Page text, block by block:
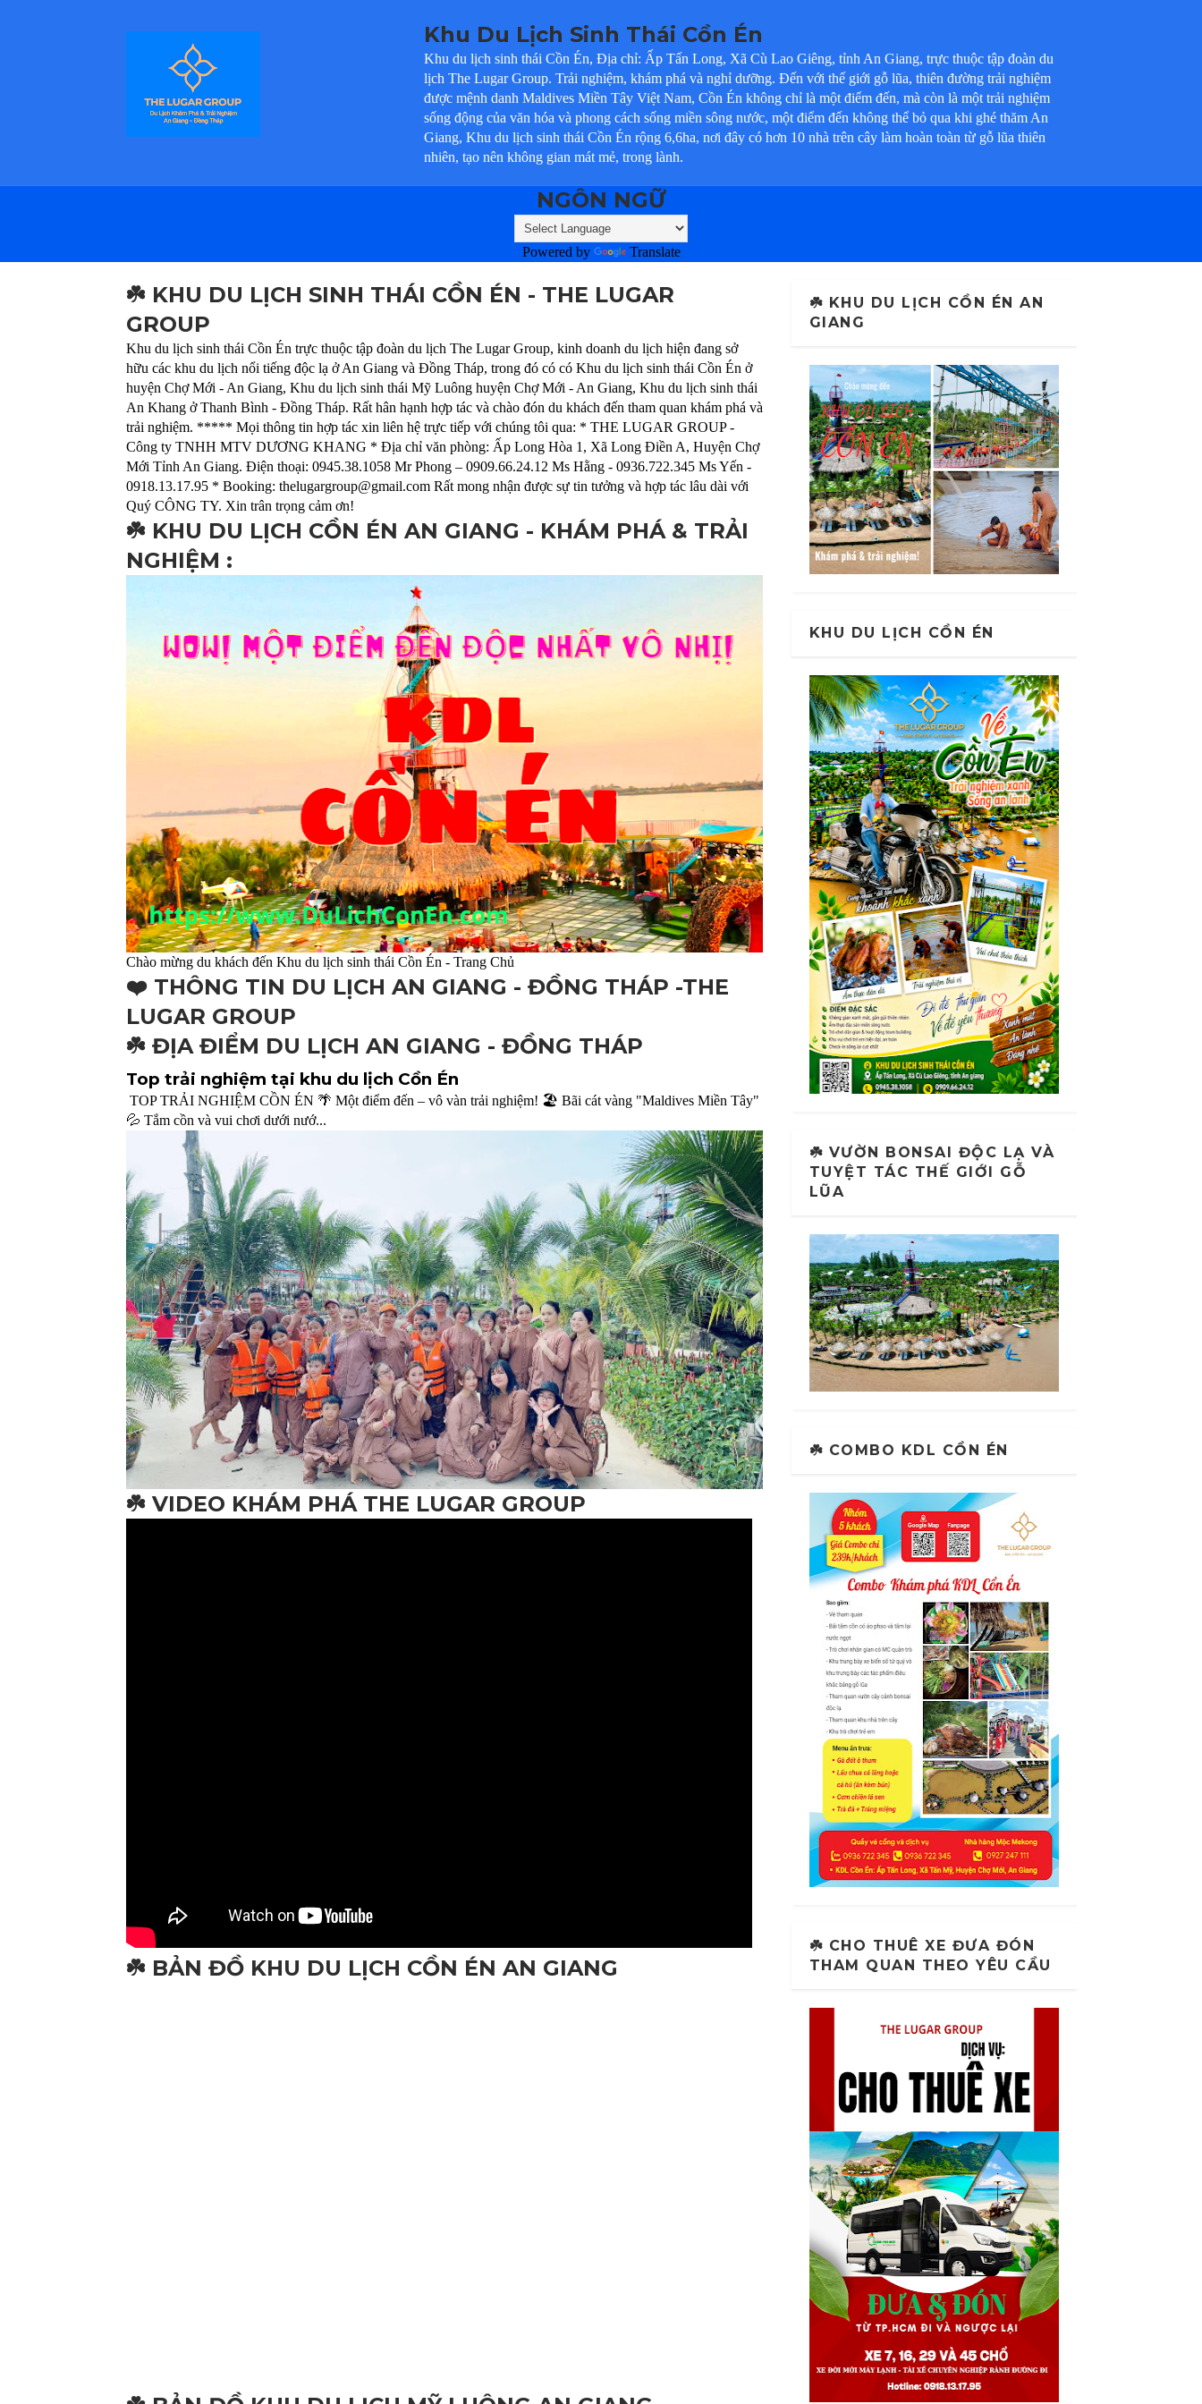
Khu Du Lịch Sinh Thái Cồn Én
Khu du lịch sinh thái Cồn Én, Địa chỉ: Ấp Tấn Long, Xã Cù Lao Giêng, tỉnh An Giang, trực thuộc tập đoàn du
lịch The Lugar Group. Trải nghiệm, khám phá và nghỉ dưỡng. Đến với thế giới gỗ lũa, thiên đường trải nghiệm
được mệnh danh Maldives Miền Tây Việt Nam, Cồn Én không chỉ là một điểm đến, mà còn là một trải nghiệm
sống động của văn hóa và phong cách sống miền sông nước, một điểm đến không thể bỏ qua khi ghé thăm An
Giang, Khu du lịch sinh thái Cồn Én rộng 6,6ha, nơi đây có hơn 10 nhà trên cây làm hoàn toàn từ gỗ lũa thiên
nhiên, tạo nên không gian mát mẻ, trong lành.
NGÔN NGỮ
Powered by Translate
☘️ KHU DU LỊCH SINH THÁI CỒN ÉN - THE LUGAR
GROUP
Khu du lịch sinh thái Cồn Én trực thuộc tập đoàn du lịch The Lugar Group, kinh doanh du lịch hiện đang sở
hữu các khu du lịch nổi tiếng độc lạ ở An Giang và Đồng Tháp, trong đó có có Khu du lịch sinh thái Cồn Én ở
huyện Chợ Mới - An Giang, Khu du lịch sinh thái Mỹ Luông huyện Chợ Mới - An Giang, Khu du lịch sinh thái
An Khang ở Thanh Bình - Đồng Tháp. Rất hân hạnh hợp tác và chào đón du khách đến tham quan khám phá và
trải nghiệm. ***** Mọi thông tin hợp tác xin liên hệ trực tiếp với chúng tôi qua: * THE LUGAR GROUP -
Công ty TNHH MTV DƯƠNG KHANG * Địa chỉ văn phòng: Ấp Long Hòa 1, Xã Long Điền A, Huyện Chợ
Mới Tỉnh An Giang. Điện thoại: 0945.38.1058 Mr Phong – 0909.66.24.12 Ms Hằng - 0936.722.345 Ms Yến -
0918.13.17.95 * Booking: thelugargroup@gmail.com Rất mong nhận được sự tin tưởng và hợp tác lâu dài với
Quý CÔNG TY. Xin trân trọng cảm ơn!
☘️ KHU DU LỊCH CỒN ÉN AN GIANG - KHÁM PHÁ & TRẢI
NGHIỆM :
Chào mừng du khách đến Khu du lịch sinh thái Cồn Én - Trang Chủ
❤️ THÔNG TIN DU LỊCH AN GIANG - ĐỒNG THÁP -THE
LUGAR GROUP
☘️ ĐỊA ĐIỂM DU LỊCH AN GIANG - ĐỒNG THÁP
Top trải nghiệm tại khu du lịch Cồn Én
TOP TRẢI NGHIỆM CỒN ÉN 🌴 Một điểm đến – vô vàn trải nghiệm! 🏖️ Bãi cát vàng "Maldives Miền Tây"
💦 Tắm cồn và vui chơi dưới nướ...
☘️ VIDEO KHÁM PHÁ THE LUGAR GROUP
☘️ BẢN ĐỒ KHU DU LỊCH CỒN ÉN AN GIANG
☘️ KHU DU LỊCH CỒN ÉN AN
GIANG
KHU DU LỊCH CỒN ÉN
☘️ VƯỜN BONSAI ĐỘC LẠ VÀ
TUYỆT TÁC THẾ GIỚI GỖ
LŨA
☘️ COMBO KDL CỒN ÉN
☘️ CHO THUÊ XE ĐƯA ĐÓN
THAM QUAN THEO YÊU CẦU